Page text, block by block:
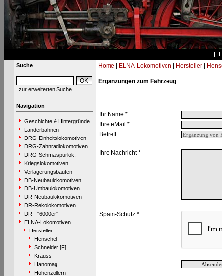
Suche
zur erweiterten Suche
Navigation
Geschichte & Hintergründe
Länderbahnen
DRG-Einheitslokomotiven
DRG-Zahnradlokomotiven
DRG-Schmalspurlok.
Kriegslokomotiven
Verlagerungsbauten
DB-Neubaulokomotiven
DB-Umbaulokomotiven
DR-Neubaulokomotiven
DR-Rekolokomotiven
DR - "6000er"
ELNA-Lokomotiven
Hersteller
Henschel
Schneider [F]
Krauss
Hanomag
Hohenzollern
Home ELNA-Lokomotiven Hersteller|
Ergänzungen zum Fahrzeug
Ihr Name *
Ihre eMail *
Betreff
Ihre Nachricht *
Spam-Schutz *